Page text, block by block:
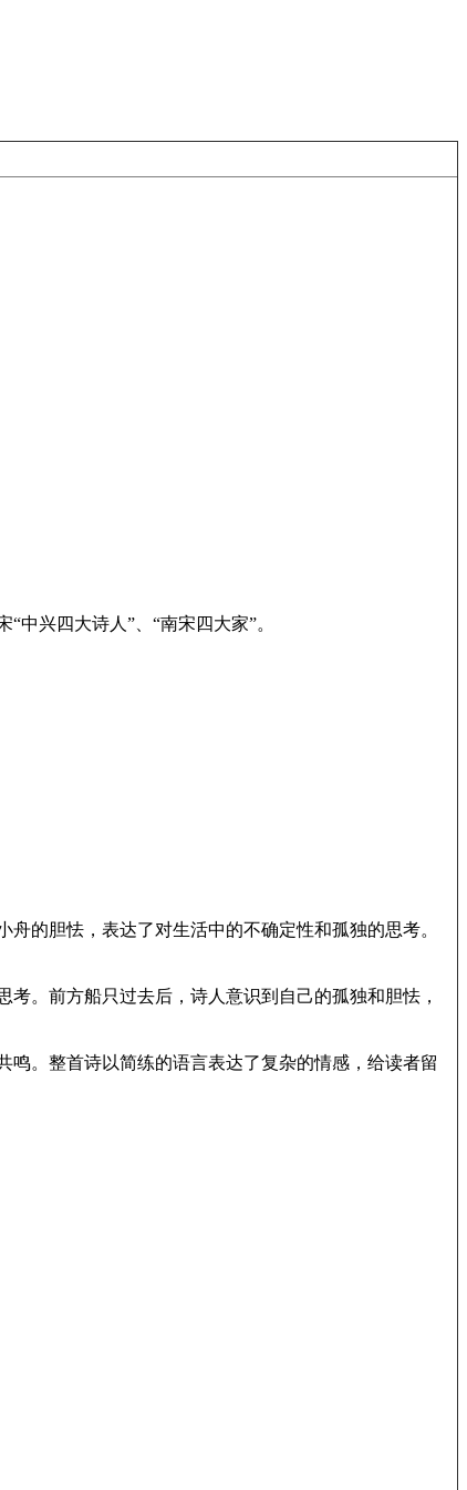
中兴四大诗人”、“南宋四大家”。
的胆怯，表达了对生活中的不确定性和孤独的思考。
。前方船只过去后，诗人意识到自己的孤独和胆怯，
。整首诗以简练的语言表达了复杂的情感，给读者留